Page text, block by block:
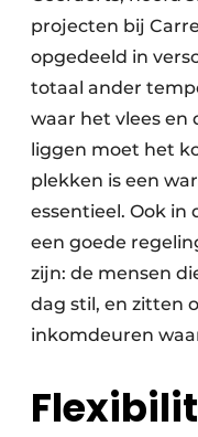
projecten bij
opgedeeld in
totaal ander
waar het vlees en
liggen moet het
plekken is een
essentieel. Ook in
een goede
zijn: de mensen
dag stil, en zitten
inkomdeuren